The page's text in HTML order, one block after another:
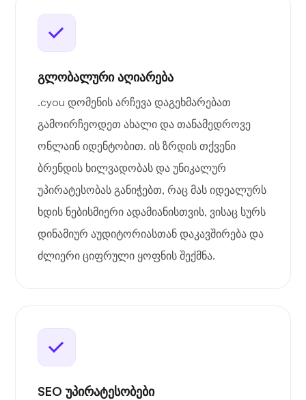
გლობალური აღიარება
.cyou დომენის არჩევა დაგეხმარებათ
გამოირჩეოდეთ ახალი და თანამედროვე
ონლაინ იდენტობით. ის ზრდის თქვენი
ბრენდის ხილვადობას და უნიკალურ
უპირატესობას განიჭებთ, რაც მას იდეალურს
ხდის ნებისმიერი ადამიანისთვის, ვისაც სურს
დინამიურ აუდიტორიასთან დაკავშირება და
ძლიერი ციფრული ყოფნის შექმნა.
SEO უპირატესობები